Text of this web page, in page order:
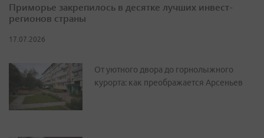
Приморье закрепилось в десятке лучших инвест-
регионов страны
17.07.2026
От уютного двора до горнолыжного
курорта: как преображается Арсеньев